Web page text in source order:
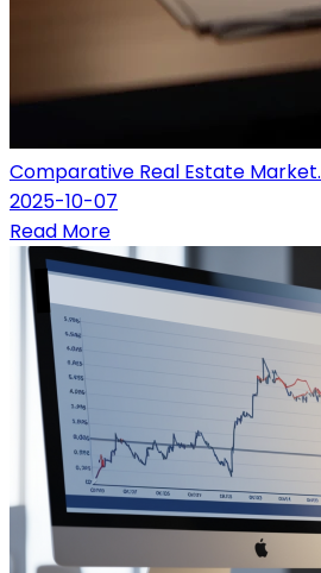
Comparative Real Estate
2025-10-07
Read More